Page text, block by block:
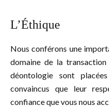
L’Éthique
Nous conférons une
domaine de la
déontologie sont
convaincus que leur
confiance que vous nous